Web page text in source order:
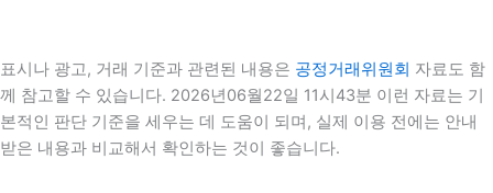
표시나 광고, 거래 기준과 관련된 내용은 공정거래위원회 자료도 함
께 참고할 수 있습니다. 2026년06월22일 11시43분 이런 자료는 기
본적인 판단 기준을 세우는 데 도움이 되며, 실제 이용 전에는 안내
받은 내용과 비교해서 확인하는 것이 좋습니다.